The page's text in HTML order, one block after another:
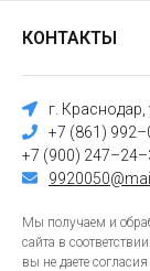
КОНТАКТЫ
г.
+7 (861)
+7 (900)
Мы получаем и
сайта в
вы не даете